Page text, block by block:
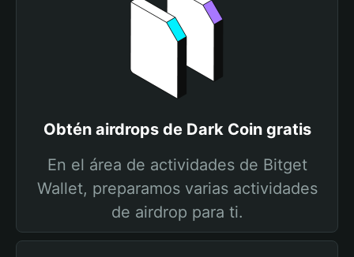
Obtén airdrops de Dark Coin gratis
En el área de actividades de Bitget
Wallet, preparamos varias actividades
de airdrop para ti.